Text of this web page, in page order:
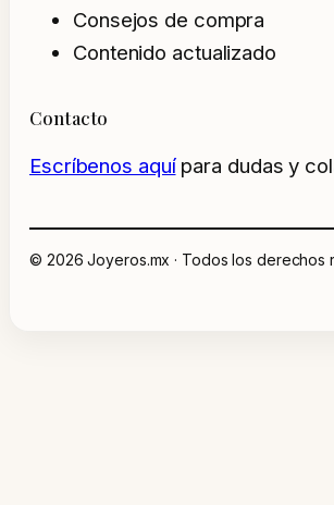
Consejos de compra
Contenido actualizado
Contacto
Escríbenos aquípara dudas y
© 2026 Joyeros.mx · Todos los derechos